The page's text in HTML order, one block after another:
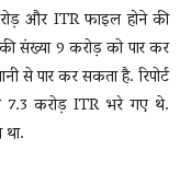
और ITR फाइल होने की
संख्या 9 करोड़ को पार कर
पार कर सकता है. रिपोर्ट
करोड़ ITR भरे गए थे.